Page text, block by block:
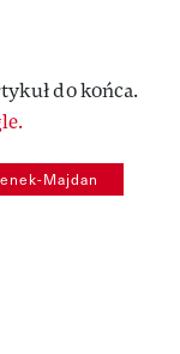
do końca.
Majdan